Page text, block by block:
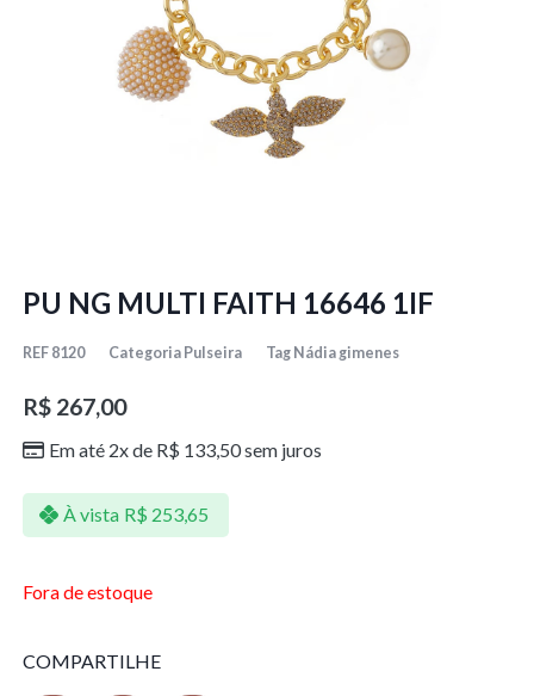
PU NG MULTI FAITH 16646 1IF
REF 8120 Categoria Pulseira Tag Nádia gimenes
R$267,00
Em até 2x de R$ 133,50sem juros
À vista R$ 253,65
Fora de estoque
COMPARTILHE